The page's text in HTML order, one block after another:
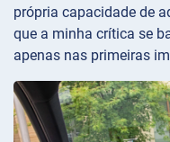
própria capacidade de
que a minha crítica se
apenas nas primeiras